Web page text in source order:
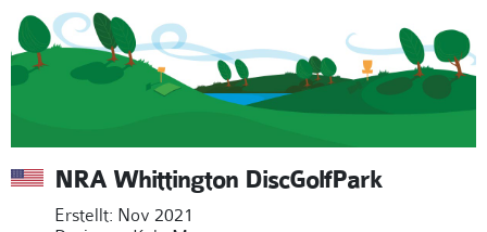
NRA Whittington DiscGolfPark
Erstellt: Nov 2021